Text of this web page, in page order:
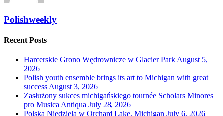
Polishweekly
Recent Posts
Harcerskie Grono Wędrownicze w Glacier Park August 5,
2026
Polish youth ensemble brings its art to Michigan with great
success August 3, 2026
Zasłużony sukces michigańskiego tournée Scholars Minores
pro Musica Antiqua July 28, 2026
Polska Niedziela w Orchard Lake, Michigan July 6, 2026